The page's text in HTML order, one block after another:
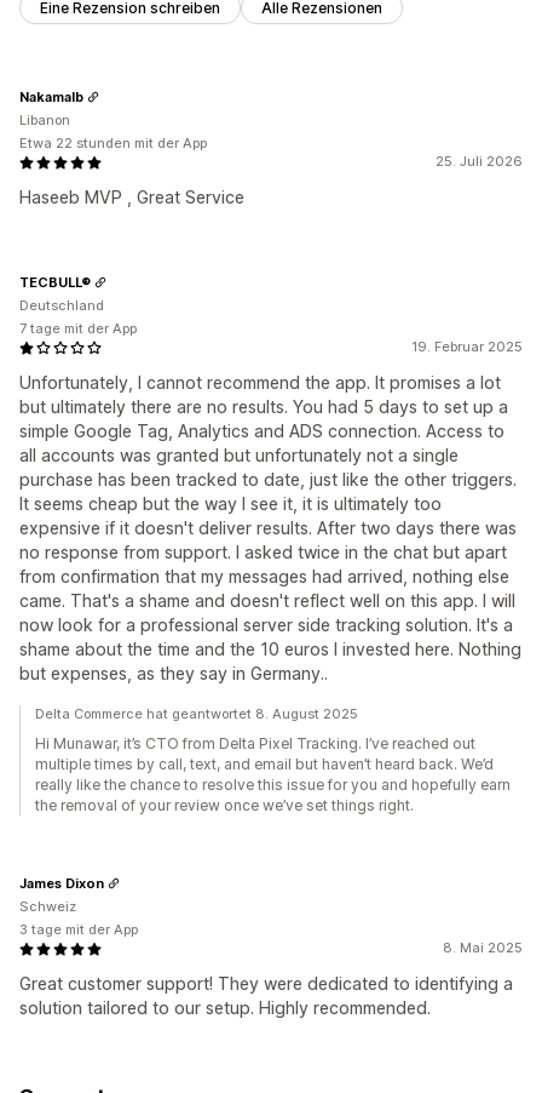
Eine Rezension schreiben Alle Rezensionen
25. Juli 2026
Haseeb MVP , Great Service
Nakamalb
Libanon
Etwa 22 stunden mit der App
19. Februar 2025
Unfortunately, I cannot recommend the app. It promises a lot
but ultimately there are no results. You had 5 days to set up a
simple Google Tag, Analytics and ADS connection. Access to
all accounts was granted but unfortunately not a single
purchase has been tracked to date, just like the other triggers.
It seems cheap but the way I see it, it is ultimately too
expensive if it doesn't deliver results. After two days there was
no response from support. I asked twice in the chat but apart
from confirmation that my messages had arrived, nothing else
came. That's a shame and doesn't reflect well on this app. I will
now look for a professional server side tracking solution. It's a
shame about the time and the 10 euros I invested here. Nothing
but expenses, as they say in Germany..
TECBULL®
Deutschland
7 tage mit der App
Delta Commerce hat geantwortet 8. August 2025
Hi Munawar, it’s CTO from Delta Pixel Tracking. I’ve reached out
multiple times by call, text, and email but haven’t heard back. We’d
really like the chance to resolve this issue for you and hopefully earn
the removal of your review once we’ve set things right.
8. Mai 2025
Great customer support! They were dedicated to identifying a
solution tailored to our setup. Highly recommended.
James Dixon
Schweiz
3 tage mit der App